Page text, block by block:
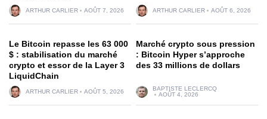
ARTHUR CARLIER AOÛT 7, 2026 ARTHUR CARLIER AOÛT 6, 2026
Le Bitcoin repasse les 63 000
$ : stabilisation du marché
crypto et essor de la Layer 3
LiquidChain
ARTHUR CARLIER AOÛT 5, 2026
Marché crypto sous pression
: Bitcoin Hyper s’approche
des 33 millions de dollars
BAPTISTE LECLERCQ
AOÛT 4, 2026